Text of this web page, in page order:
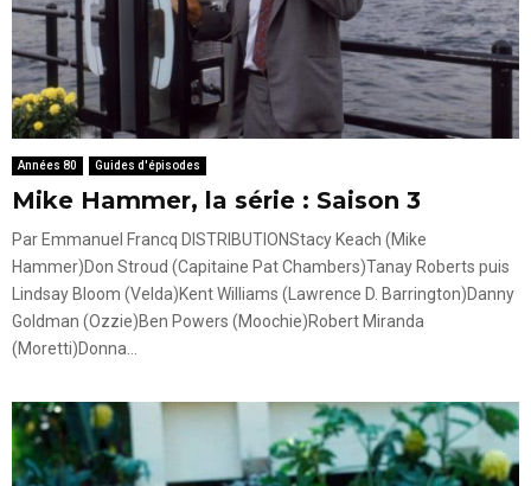
Années 80 Guides d'épisodes
Mike Hammer, la série : Saison 3
Par Emmanuel Francq DISTRIBUTIONStacy Keach (Mike
Hammer)Don Stroud (Capitaine Pat Chambers)Tanay Roberts puis
Lindsay Bloom (Velda)Kent Williams (Lawrence D. Barrington)Danny
Goldman (Ozzie)Ben Powers (Moochie)Robert Miranda
(Moretti)Donna...